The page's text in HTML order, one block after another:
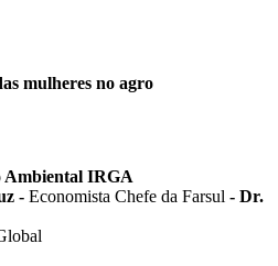
mulheres no agro
Ambiental IRGA
- Economista Chefe da Farsul - Dr.